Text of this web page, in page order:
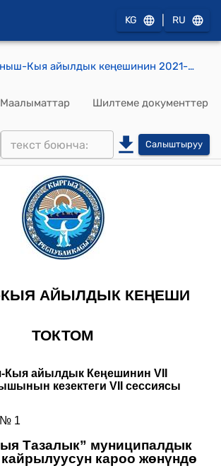
KG RU
Каныш-Кыя айылдык кеңешинин 2021-жылдын 28-сентябрындагы № 1 “Каныш-Кыя Тазалык” муниципалдык ишканасы кайрылуусун кароо жөнүндө" токтом
Маалыматтар Шилтеме документтер
Салыштыруу